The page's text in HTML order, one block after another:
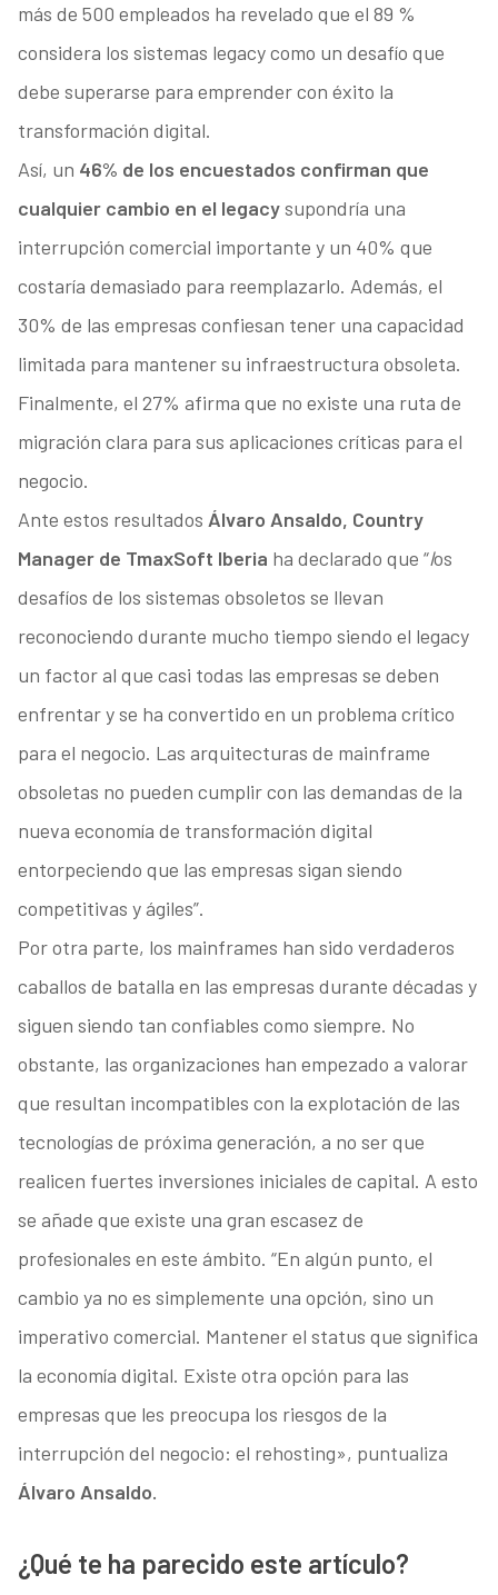
más de 500 empleados ha revelado que el 89 %
considera los sistemas legacy como un desafío que
debe superarse para emprender con éxito la
transformación digital.
Así, un 46% de los encuestados confirman que
cualquier cambio en el legacysupondría una
interrupción comercial importante y un 40% que
costaría demasiado para reemplazarlo. Además, el
30% de las empresas confiesan tener una capacidad
limitada para mantener su infraestructura obsoleta.
Finalmente, el 27% afirma que no existe una ruta de
migración clara para sus aplicaciones críticas para el
negocio.
Ante estos resultados Álvaro Ansaldo, Country
Manager de TmaxSoft Iberia ha declarado que “los
desafíos de los sistemas obsoletos se llevan
reconociendo durante mucho tiempo siendo el legacy
un factor al que casi todas las empresas se deben
enfrentar y se ha convertido en un problema crítico
para el negocio. Las arquitecturas de mainframe
obsoletas no pueden cumplir con las demandas de la
nueva economía de transformación digital
entorpeciendo que las empresas sigan siendo
competitivas y ágiles”.
Por otra parte, los mainframes han sido verdaderos
caballos de batalla en las empresas durante décadas y
siguen siendo tan confiables como siempre. No
obstante, las organizaciones han empezado a valorar
que resultan incompatibles con la explotación de las
tecnologías de próxima generación, a no ser que
realicen fuertes inversiones iniciales de capital. A esto
se añade que existe una gran escasez de
profesionales en este ámbito. “En algún punto, el
cambio ya no es simplemente una opción, sino un
imperativo comercial. Mantener el status que significa
la economía digital. Existe otra opción para las
empresas que les preocupa los riesgos de la
interrupción del negocio: el rehosting», puntualiza
Álvaro Ansaldo.
¿Qué te ha parecido este artículo?